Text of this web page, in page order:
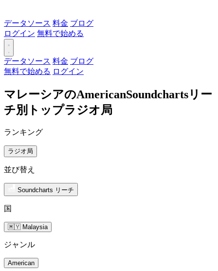
データソース 料金 ブログ
ログイン 無料で始める
データソース 料金 ブログ
無料で始める ログイン
マレーシアのAmericanSoundchartsリー
チ別トップラジオ局
ランキング
ラジオ局
並び替え
Soundcharts リーチ
国
🇲🇾 Malaysia
ジャンル
American